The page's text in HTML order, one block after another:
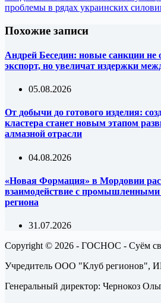
проблемы в рядах украинских
Похожие записи
Андрей Беседин: новые санкции не
экспорт, но увеличат издержки
05.08.2026
От добычи до готового изделия:
кластера станет новым этапом
алмазной отрасли
04.08.2026
«Новая Формация» в Мордовии
взаимодействие с
региона
31.07.2026
Copyright © 2026 - ГОСНОС - Суём
Учредитель ООО "Клуб регионов",
Генеральный директор: Чернокоз